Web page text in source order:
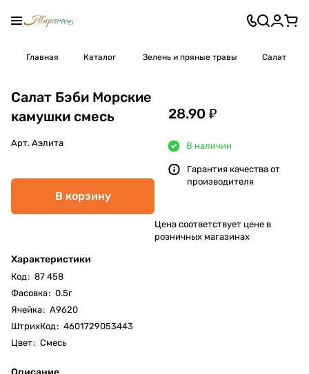
Главная Каталог Зелень и пряные травы Салат
Салат Бэби Морские
камушки смесь
Арт. Аэлита
В корзину
Характеристики
Код: 87 458
Фасовка: 0.5г
Ячейка: А9620
ШтрихКод: 4601729053443
Цвет: Смесь
28.90 ₽
В наличии
Гарантия качества от
производителя
Цена соответствует цене в
розничных магазинах